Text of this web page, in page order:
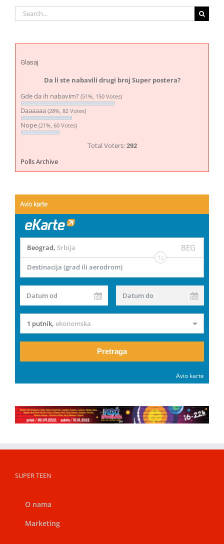
Search
for:
Glasaj
Da li ste nabavili drugi broj Super postera?
Gde da ih nabavim? (51%, 150 Votes)
Daaaaaa (28%, 82 Votes)
Nope (21%, 60 Votes)
Total Voters:292
Polls Archive
Avio karte
Beograd, Srbija BEG
Destinacija (grad ili aerodrom)
Datum od Datum do
1 putnik, ekonomska
Pretraga
Avio karte
SUPER TEEN
O nama
Marketing